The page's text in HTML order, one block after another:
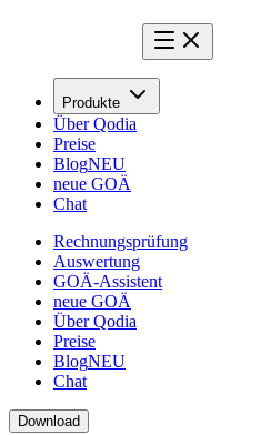
Produkte
Über Qodia
Preise
BlogNEU
neue GOÄ
Chat
Rechnungsprüfung
Auswertung
GOÄ-Assistent
neue GOÄ
Über Qodia
Preise
BlogNEU
Chat
Download